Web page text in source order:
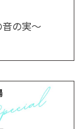
の実～